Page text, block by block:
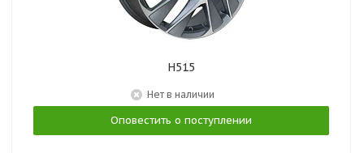
H515
Нет в наличии
Оповестить о поступлении